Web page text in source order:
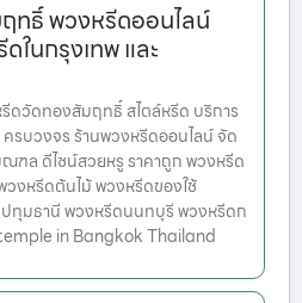
ทธิ์ พวงหรีดออนไลน์
ในกรุงเทพ และ
วัดทองสัมฤทธิ์ สไตล์หรีด บริการ
รบวงจร ร้านพวงหรีดออนไลน์ จัด
ฑล ดีไซน์สวยหรู ราคาถูก พวงหรีด
งหรีดต้นไม้ พวงหรีดของใช้
ทุมธานี พวงหรีดนนทบุรี พวงหรีดก
in Bangkok Thailand